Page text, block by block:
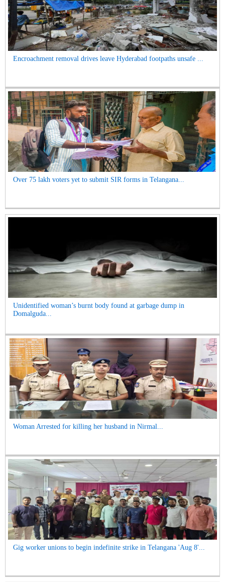
Encroachment removal drives leave Hyderabad footpaths unsafe ...
Over 75 lakh voters yet to submit SIR forms in Telangana...
Unidentified woman’s burnt body found at garbage dump in
Domalguda...
Woman Arrested for killing her husband in Nirmal...
Gig worker unions to begin indefinite strike in Telangana 'Aug 8'...